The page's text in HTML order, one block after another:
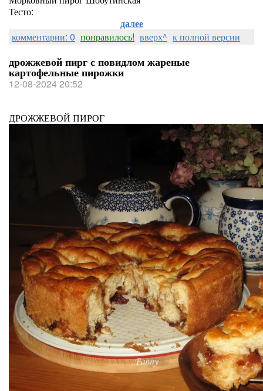
Тесто:
далее
комментарии: 0 понравилось! вверх^ к полной версии
дрожжевой пирг с повидлом жареные
картофельные пирожки
12-08-2024 20:52
ДРОЖЖЕВОЙ ПИРОГ